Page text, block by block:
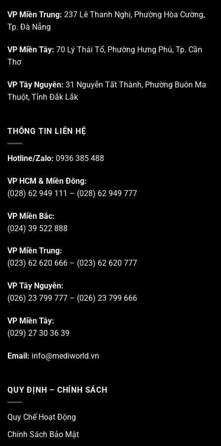
VP Miền Trung: 237 Lê Thanh Nghị, Phường Hòa Cường,
Tp. Đà Nẵng
VP Miền Tây: 70 Lý Thái Tổ, Phường Hưng Phú, Tp. Cần
Thơ
VP Tây Nguyên: 31 Nguyễn Tất Thành, Phường Buôn Ma
Thuột, Tỉnh Đắk Lắk
THÔNG TIN LIÊN HỆ
Hotline/Zalo: 0936 385 488
VP HCM & Miền Đông:
(028) 62 949 111 – (028) 62 949 777
VP Miền Bắc:
(024) 39 522 888
VP Miền Trung:
(023) 62 620 666 – (023) 62 620 777
VP Tây Nguyên:
(026) 23 799 777 – (026) 23 799 666
VP Miền Tây:
(029) 27 30 36 39
Email: info@mediworld.vn
QUY ĐỊNH – CHÍNH SÁCH
Quy Chế Hoạt Động
Chính Sách Bảo Mật